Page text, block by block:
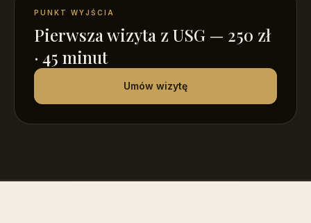
PUNKT WYJŚCIA
Pierwsza wizyta z USG — 250 zł
· 45 minut
Umów wizytę